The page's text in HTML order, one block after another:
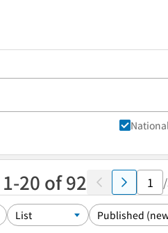
20 of 92